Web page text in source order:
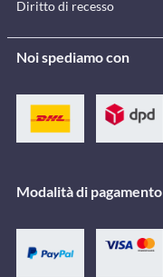
Diritto di recesso
Noi spediamo con
Modalità di pagamento